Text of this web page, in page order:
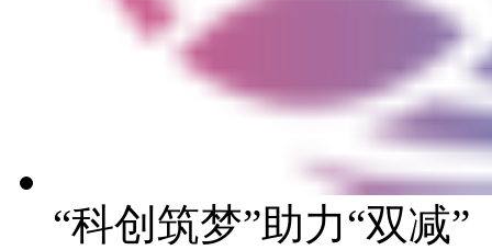
“科创筑梦”助力“双减”